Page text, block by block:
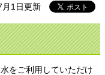
1日更新
をご利用していただけ